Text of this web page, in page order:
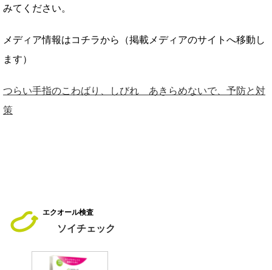
みてください。
メディア情報はコチラから（掲載メディアのサイトへ移動し
ます）
つらい手指のこわばり、しびれ あきらめないで、予防と対
策
エクオール検査
ソイチェック